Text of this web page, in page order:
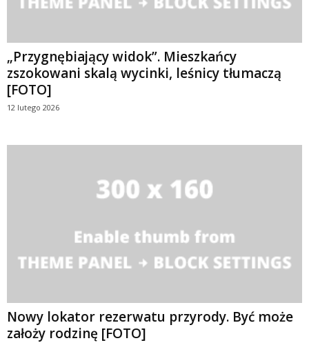
„Przygnębiający widok”. Mieszkańcy
zszokowani skalą wycinki, leśnicy tłumaczą
[FOTO]
12 lutego 2026
Nowy lokator rezerwatu przyrody. Być może
założy rodzinę [FOTO]